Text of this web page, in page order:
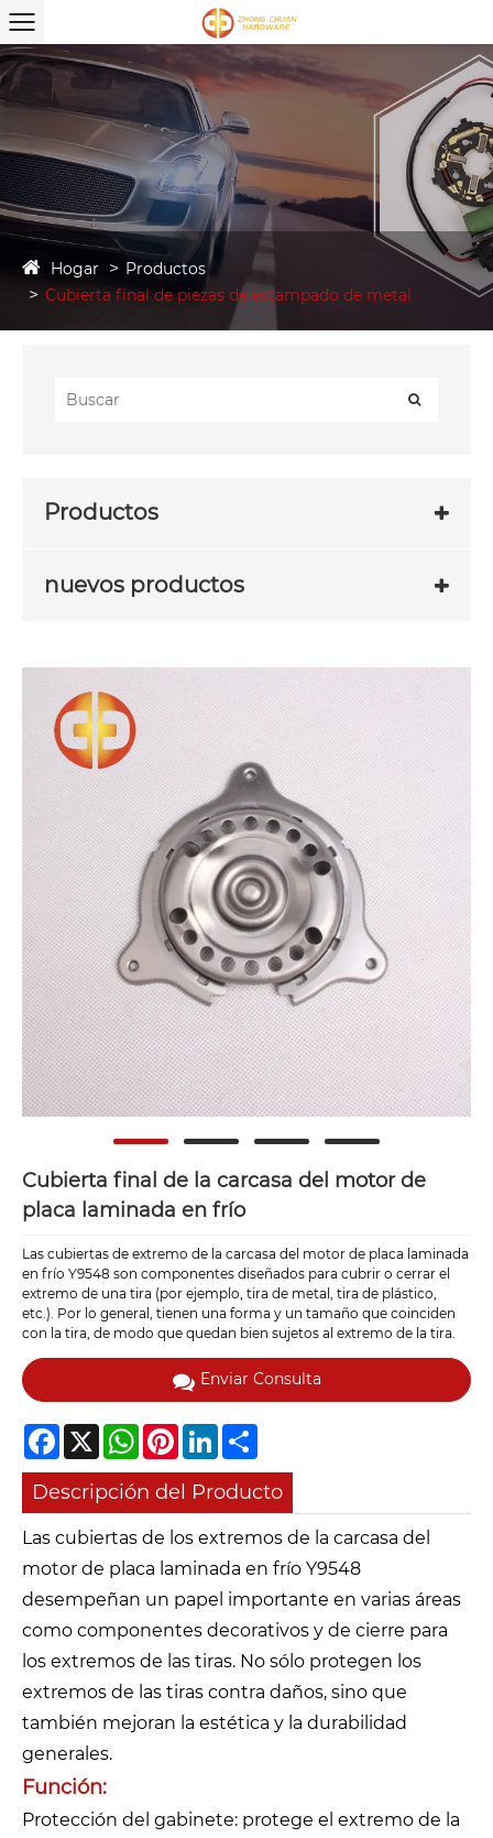
Hogar
Productos
Cubierta final de piezas de estampado de metal
Productos
nuevos productos
Cubierta final de la carcasa del motor de
placa laminada en frío
Las cubiertas de extremo de la carcasa del motor de placa laminada
en frío Y9548 son componentes diseñados para cubrir o cerrar el
extremo de una tira (por ejemplo, tira de metal, tira de plástico,
etc.). Por lo general, tienen una forma y un tamaño que coinciden
con la tira, de modo que quedan bien sujetos al extremo de la tira.
Enviar Consulta
Facebook
X WhatsAppPinterestLinkedIn
Descripción del Producto
Las cubiertas de los extremos de la carcasa del
motor de placa laminada en frío Y9548
desempeñan un papel importante en varias áreas
como componentes decorativos y de cierre para
los extremos de las tiras. No sólo protegen los
extremos de las tiras contra daños, sino que
también mejoran la estética y la durabilidad
generales.
Función:
Protección del gabinete: protege el extremo de la